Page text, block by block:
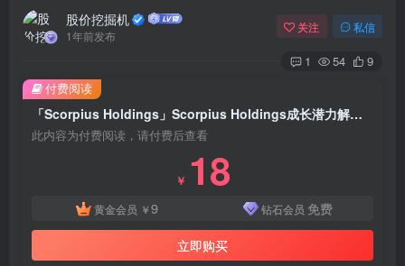
股价挖掘机
1年前发布
关注 私信
1 54 9
「Scorpius Holdings」Scorpius Holdings成长潜力解析：你不看绝对会后悔的CDMO黑马
此内容为付费阅读，请付费后查看
￥ 18
黄金会员 ￥9 钻石会员 免费
立即购买
付费阅读